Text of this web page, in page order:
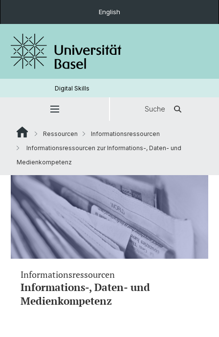
English
Digital Skills
Suche
Ressourcen
Informationsressourcen
Informationsressourcen zur Informations-, Daten- und
Medienkompetenz
Informationsressourcen
Informations-, Daten- und
Medienkompetenz